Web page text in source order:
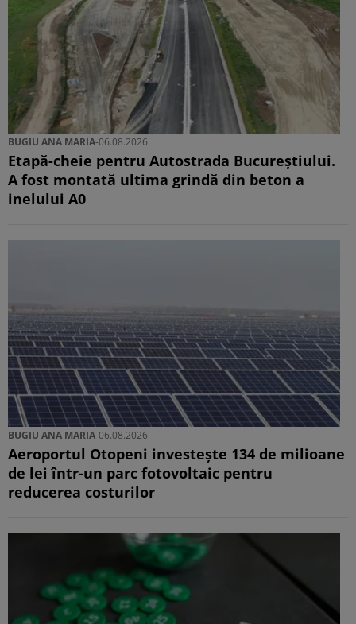
BUGIU ⁠ANA MARIA-06.08.2026
Etapă-cheie pentru Autostrada Bucureștiului.
A fost montată ultima grindă din beton a
inelului A0
BUGIU ⁠ANA MARIA-06.08.2026
Aeroportul Otopeni investește 134 de milioane
de lei într-un parc fotovoltaic pentru
reducerea costurilor